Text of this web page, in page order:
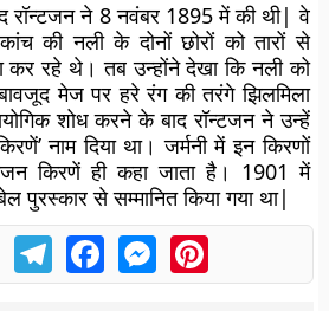
रॉन्टजन ने 8 नवंबर 1895 में की थी| वे
की नली के दोनों छोरों को तारों से
कर रहे थे। तब उन्होंने देखा कि नली को
मेज पर हरे रंग की तरंगे झिलमिला
शोध करने के बाद रॉन्टजन ने उन्हें
नाम दिया था। जर्मनी में इन किरणों
किरणें ही कहा जाता है। 1901 में
पुरस्कार से सम्मानित किया गया था|
TelegramFacebookMessengerPinterest